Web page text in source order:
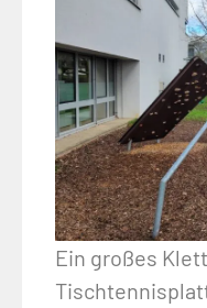
Ein großes